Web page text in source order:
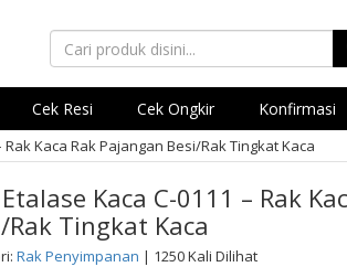
Cek Resi Cek Ongkir Konfirmasi
Rak Kaca Rak Pajangan Besi/Rak Tingkat Kaca
Kaca C-0111 – Rak
Rak Tingkat Kaca
Rak Penyimpanan | 1250 Kali Dilihat